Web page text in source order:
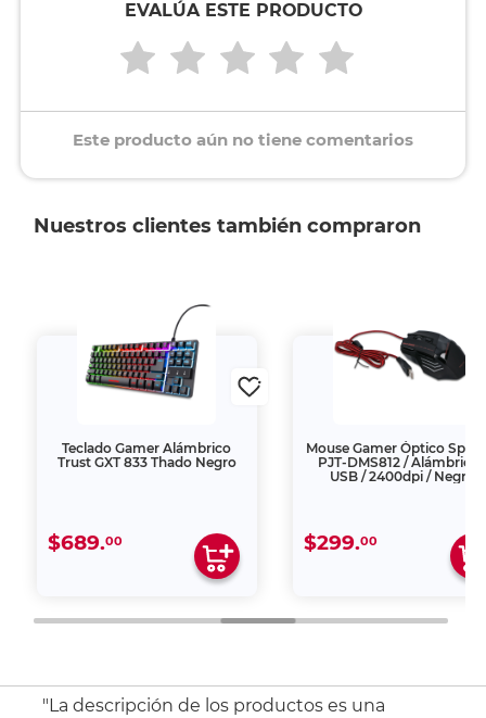
EVALÚA ESTE PRODUCTO
Este producto aún no tiene comentarios
Nuestros clientes también compraron
Teclado Gamer Alámbrico
Trust GXT 833 Thado Negro
$689.00
Mouse Gamer Óptico
PJT-DMS812 / Alámbrico
USB / 2400dpi / Negro
$299.00
"La descripción de los productos es una